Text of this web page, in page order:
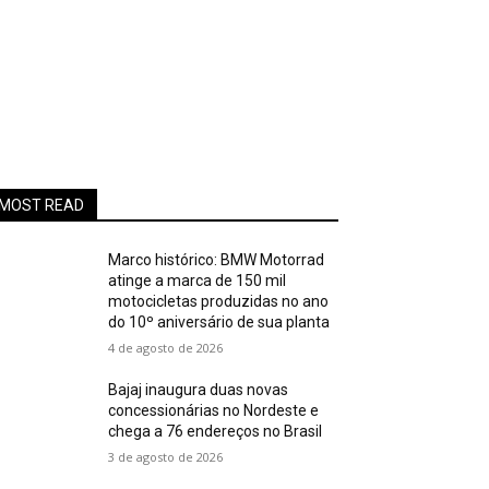
MOST READ
Marco histórico: BMW Motorrad
atinge a marca de 150 mil
motocicletas produzidas no ano
do 10º aniversário de sua planta
4 de agosto de 2026
Bajaj inaugura duas novas
concessionárias no Nordeste e
chega a 76 endereços no Brasil
3 de agosto de 2026